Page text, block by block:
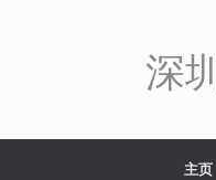
深
主页